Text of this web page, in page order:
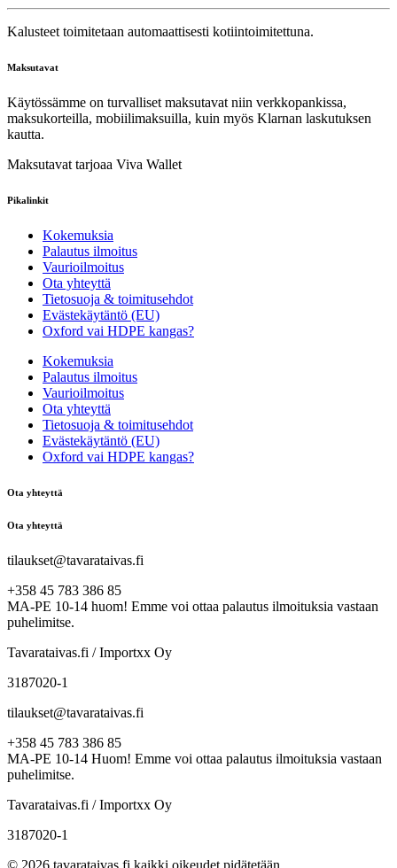
Kalusteet toimitetaan automaattisesti kotiintoimitettuna.
Maksutavat
Käytössämme on turvalliset maksutavat niin verkkopankissa,
maksukorteilla, mobiilimaksuilla, kuin myös Klarnan laskutuksen
kautta.
Maksutavat tarjoaa Viva Wallet
Pikalinkit
Kokemuksia
Palautus ilmoitus
Vaurioilmoitus
Ota yhteyttä
Tietosuoja & toimitusehdot
Evästekäytäntö (EU)
Oxford vai HDPE kangas?
Kokemuksia
Palautus ilmoitus
Vaurioilmoitus
Ota yhteyttä
Tietosuoja & toimitusehdot
Evästekäytäntö (EU)
Oxford vai HDPE kangas?
Ota yhteyttä
Ota yhteyttä
tilaukset@tavarataivas.fi
+358 45 783 386 85
MA-PE 10-14 huom! Emme voi ottaa palautus ilmoituksia vastaan
puhelimitse.
Tavarataivas.fi / Importxx Oy
3187020-1
tilaukset@tavarataivas.fi
+358 45 783 386 85
MA-PE 10-14 Huom! Emme voi ottaa palautus ilmoituksia vastaan
puhelimitse.
Tavarataivas.fi / Importxx Oy
3187020-1
© 2026 tavarataivas.fi kaikki oikeudet pidätetään